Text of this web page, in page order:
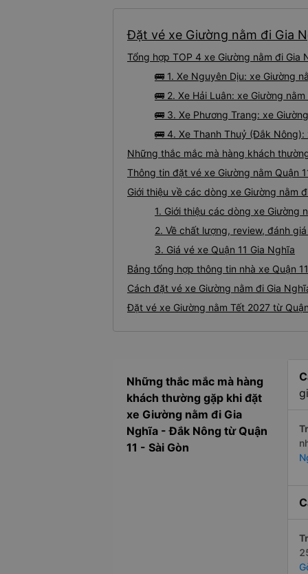
Đặt vé xe Giường nằm đi Gia
Tổng hợp TOP 4 xe Giường nằm đi
🚌 1. Xe Nguyên Dịu: xe Giường
🚌 2. Xe Hải Luân: xe Giường
🚌 3. Xe Phương Trang: xe
🚌 4. Xe Thanh Thuỷ (Đắk
Những thắc mắc mà hàng khách
Thông tin đặt vé xe Giường nằm Quận
Giới thiệu về các dòng xe Giường nằm
1. Giới thiệu các dòng xe Giường
2. Về chất lượng, review, đánh
3. Giá vé xe Quận 11 Gia Nghĩa
Bảng tổng hợp thông tin nhà xe Quận
Cách đặt vé xe Giường nằm đi Gia
Đặt vé xe Giường nằm Tết 2027 từ
Những thắc mắc mà hàng
khách thường gặp khi đặt
xe Giường nằm đi Gia
Nghĩa - Đắk Nông từ Quận
11 - Sài Gòn